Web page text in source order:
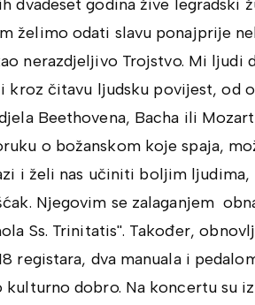
dvadeset godina žive
želimo odati slavu ponajprije
nerazdjeljivo Trojstvo. Mi ljudi
kroz čitavu ljudsku povijest, od
Beethovena, Bacha ili
o božanskom koje spaja,
i želi nas učiniti boljim
Njegovim se zalaganjem
Ss. Trinitatis''. Također,
registara, dva manuala i
kulturno dobro. Na koncertu su